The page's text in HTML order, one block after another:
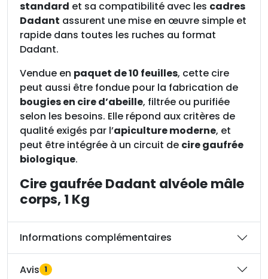
standard et sa compatibilité avec les cadres
Dadant assurent une mise en œuvre simple et
rapide dans toutes les ruches au format
Dadant.
Vendue en paquet de 10 feuilles, cette cire
peut aussi être fondue pour la fabrication de
bougies en cire d’abeille, filtrée ou purifiée
selon les besoins. Elle répond aux critères de
qualité exigés par l’apiculture moderne, et
peut être intégrée à un circuit de cire gaufrée
biologique.
Cire gaufrée Dadant alvéole mâle
corps, 1 Kg
Informations complémentaires
Avis 1